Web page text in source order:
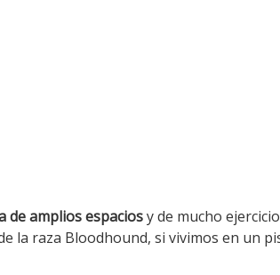
de amplios espaciosy de mucho
la raza Bloodhound, si vivimos en un